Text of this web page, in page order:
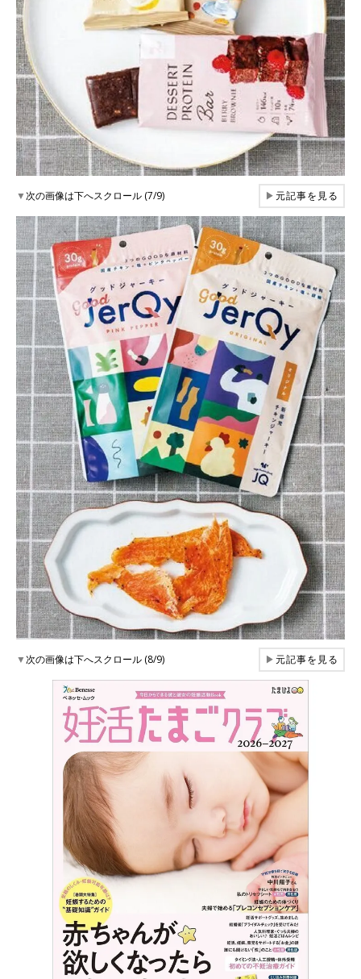
▼次の画像は下へスクロール (7/9) ▶元記事を見る
▼次の画像は下へスクロール (8/9) ▶元記事を見る